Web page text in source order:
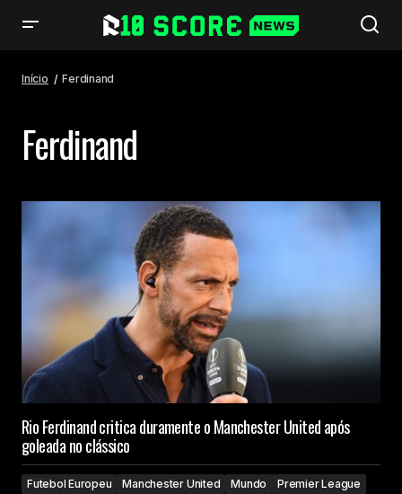
Início Ferdinand
Ferdinand
Rio Ferdinand critica duramente o Manchester United após
goleada no clássico
Futebol Europeu Manchester United Mundo
Premier League